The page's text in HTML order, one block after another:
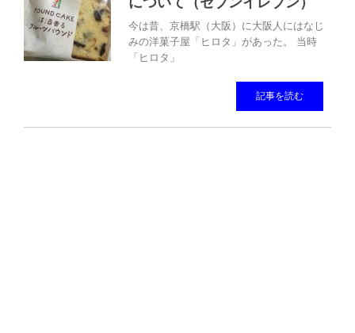
今は昔、京橋駅（大阪）に大阪人にはなじ
みの洋菓子屋「ヒロタ」があった。 当時
「ヒロタ」
記事を読む